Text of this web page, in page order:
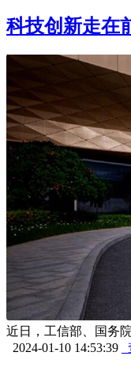
科技创新走在
近日，工信部、国务
2024-01-10 14:53:39